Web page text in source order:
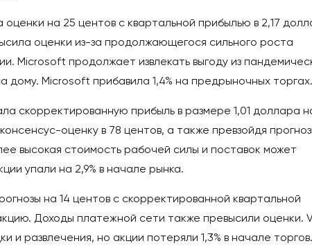
оценки на 25 центов с квартальной прибылью в 2,17
оценки из-за продолжающегося сильного роста
Microsoft продолжает извлекать выгоду из
дому. Microsoft прибавила 1,4% на предрыночных торгах.
скорректированную прибыль в размере 1,01 доллара
оценку в 78 центов, а также превзойдя
высокая стоимость рабочей силы и поставок может
упали на 2,9% в начале рынка.
на 14 центов с скорректированной квартальной
Доходы платежной сети также превысили оценки.
и развлечения, но акции потеряли 1,3% в начале торгов.